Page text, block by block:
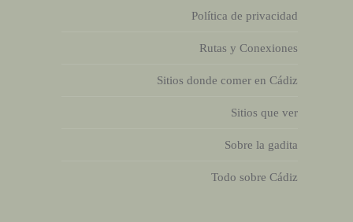
Política de privacidad
Rutas y Conexiones
Sitios donde comer en Cádiz
Sitios que ver
Sobre la gadita
Todo sobre Cádiz